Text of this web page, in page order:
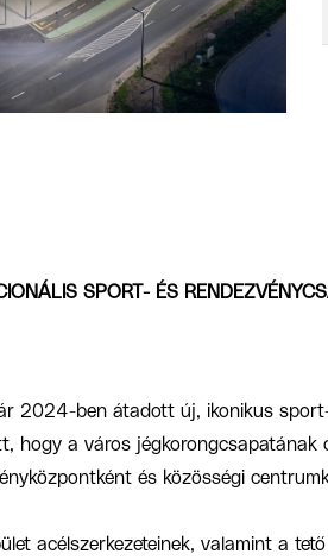
SPORT- ÉS
2024-ben átadott új, ikonikus
hogy a város jégkorongcsapatának
és közösségi
acélszerkezeteinek, valamint a tető